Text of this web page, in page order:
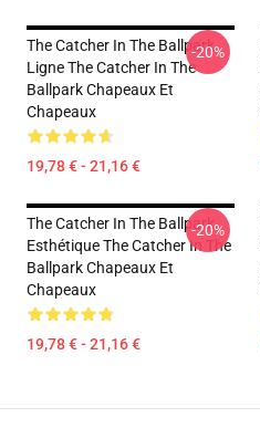
The Catcher In The Ballpark
Ligne The Catcher In The
Ballpark Chapeaux Et
Chapeaux
19,78 € - 21,16 €
-20%
The Catcher In The Ballpark
Esthétique The Catcher In The
Ballpark Chapeaux Et
Chapeaux
19,78 € - 21,16 €
-20%